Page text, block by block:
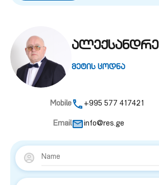
ალექსანდრე
მეტის ცოდნა
Mobile +995 577 417421
Email info@res.ge